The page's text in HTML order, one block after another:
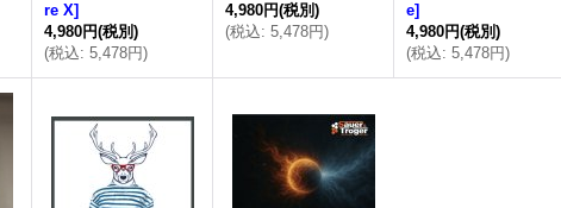
re X]
4,980円(税別)
(税込: 5,478円)
4,980円(税別)
(税込: 5,478円)
e]
4,980円(税別)
(税込: 5,478円)